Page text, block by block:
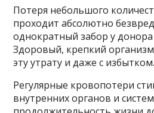
Потеря небольшого
проходит абсолютно
однократный забор у донора
Здоровый, крепкий
эту утрату и даже с избытком.
Регулярные кровопотери
внутренних органов и